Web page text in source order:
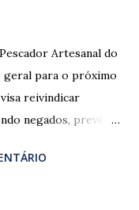
Artesanal do
geral para o próximo
reivindicar
negados, prevê o
estão
manhã e, segundo